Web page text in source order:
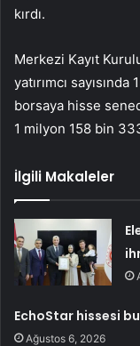
kırdı.
Merkezi Kayıt
yatırımcı
borsaya hisse
1 milyon 158 bin
İlgili Makaleler
EchoStar hissesi
Ağustos 6, 2026